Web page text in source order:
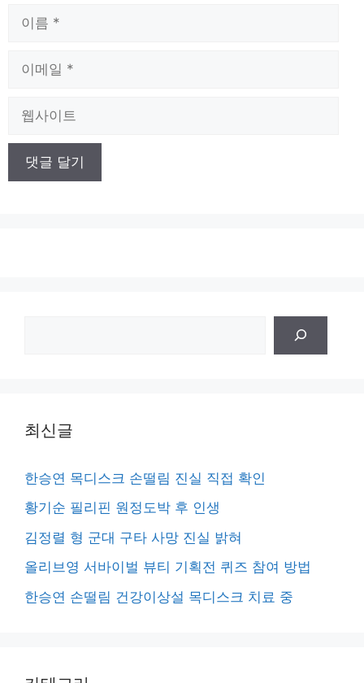
최신글
한승연 목디스크 손떨림 진실 직접 확인
황기순 필리핀 원정도박 후 인생
김정렬 형 군대 구타 사망 진실 밝혀
올리브영 서바이벌 뷰티 기획전 퀴즈 참여 방법
한승연 손떨림 건강이상설 목디스크 치료 중